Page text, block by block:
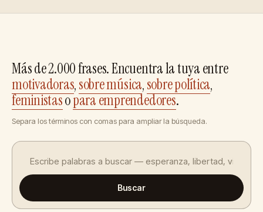
Más de 2.000 frases. Encuentra la tuya entre
motivadoras,sobre música,sobre política,
feministasopara emprendedores.
Separa los términos con comas para ampliar la búsqueda.
Buscar